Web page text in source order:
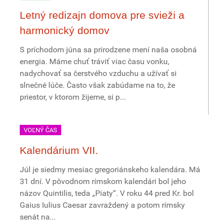
Letný redizajn domova pre svieži a
harmonický domov
S príchodom júna sa prirodzene mení naša osobná
energia. Máme chuť tráviť viac času vonku,
nadychovať sa čerstvého vzduchu a užívať si
slnečné lúče. Často však zabúdame na to, že
priestor, v ktorom žijeme, si p...
VOĽNÝ ČAS
Kalendárium VII.
Júl je siedmy mesiac gregoriánskeho kalendára. Má
31 dní. V pôvodnom rímskom kalendári bol jeho
názov Quintilis, teda „Piaty“. V roku 44 pred Kr. bol
Gaius Iulius Caesar zavraždený a potom rímsky
senát na...